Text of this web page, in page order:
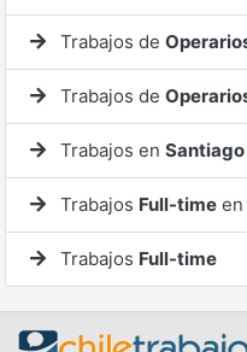
Trabajos de
Trabajos de
Trabajos en Santiago
Trabajos Full-time en
Trabajos Full-time